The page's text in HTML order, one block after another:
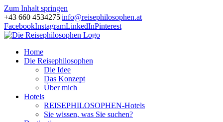
Zum Inhalt springen
+43 660 4534275|info@reisephilosophen.at
FacebookInstagramLinkedInPinterest
Home
Die Reisephilosophen
Die Idee
Das Konzept
Über mich
Hotels
REISEPHILOSOPHEN-Hotels
Sie wissen, was Sie suchen?